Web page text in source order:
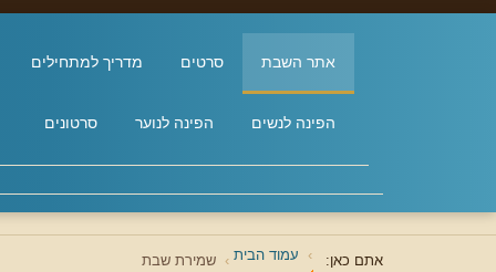
אתר השבת סרטים מדריך למתחילים
הפינה לנשים הפינה לנוער סרטונים
אתם כאן: עמוד הבית שמירת שבת